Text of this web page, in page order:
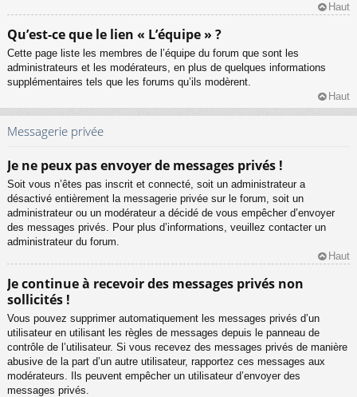
Haut
Qu’est-ce que le lien « L’équipe » ?
Cette page liste les membres de l’équipe du forum que sont les
administrateurs et les modérateurs, en plus de quelques informations
supplémentaires tels que les forums qu’ils modèrent.
Haut
Messagerie privée
Je ne peux pas envoyer de messages privés !
Soit vous n’êtes pas inscrit et connecté, soit un administrateur a
désactivé entièrement la messagerie privée sur le forum, soit un
administrateur ou un modérateur a décidé de vous empêcher d’envoyer
des messages privés. Pour plus d’informations, veuillez contacter un
administrateur du forum.
Haut
Je continue à recevoir des messages privés non
sollicités !
Vous pouvez supprimer automatiquement les messages privés d’un
utilisateur en utilisant les règles de messages depuis le panneau de
contrôle de l’utilisateur. Si vous recevez des messages privés de manière
abusive de la part d’un autre utilisateur, rapportez ces messages aux
modérateurs. Ils peuvent empêcher un utilisateur d’envoyer des
messages privés.